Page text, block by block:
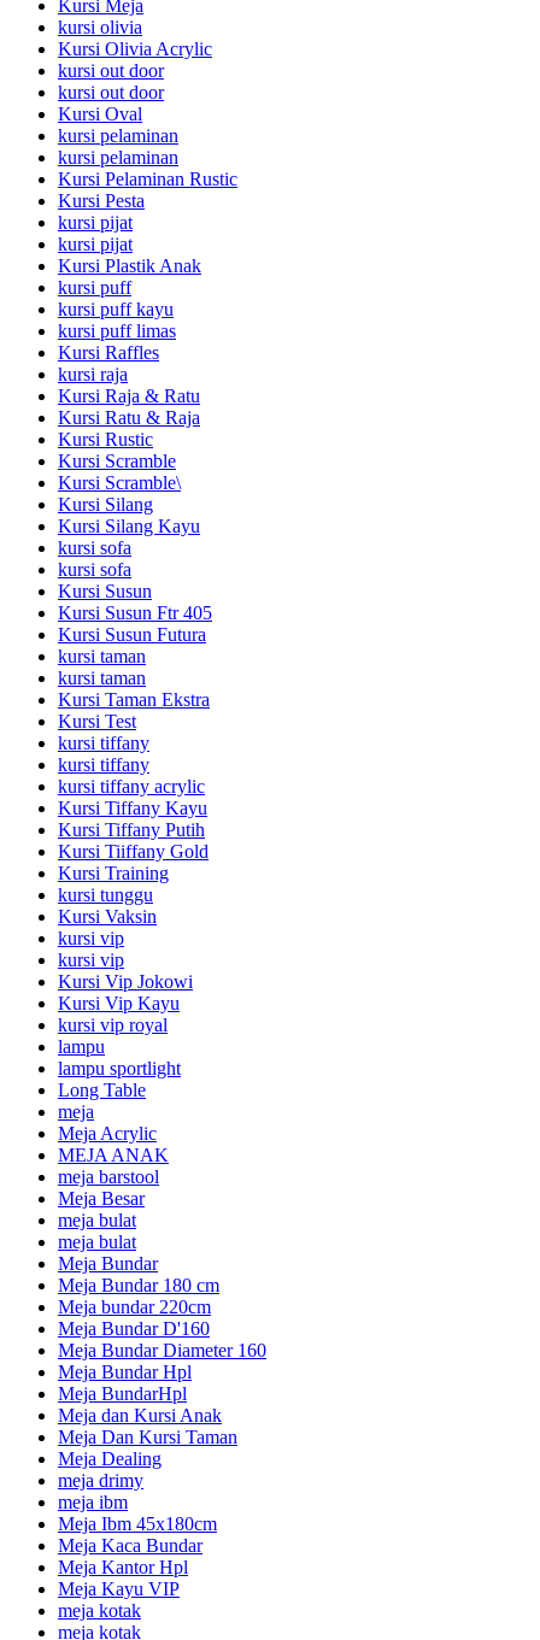
Kursi Meja
kursi olivia
Kursi Olivia Acrylic
kursi out door
kursi out door
Kursi Oval
kursi pelaminan
kursi pelaminan
Kursi Pelaminan Rustic
Kursi Pesta
kursi pijat
kursi pijat
Kursi Plastik Anak
kursi puff
kursi puff kayu
kursi puff limas
Kursi Raffles
kursi raja
Kursi Raja & Ratu
Kursi Ratu & Raja
Kursi Rustic
Kursi Scramble
Kursi Scramble\
Kursi Silang
Kursi Silang Kayu
kursi sofa
kursi sofa
Kursi Susun
Kursi Susun Ftr 405
Kursi Susun Futura
kursi taman
kursi taman
Kursi Taman Ekstra
Kursi Test
kursi tiffany
kursi tiffany
kursi tiffany acrylic
Kursi Tiffany Kayu
Kursi Tiffany Putih
Kursi Tiiffany Gold
Kursi Training
kursi tunggu
Kursi Vaksin
kursi vip
kursi vip
Kursi Vip Jokowi
Kursi Vip Kayu
kursi vip royal
lampu
lampu sportlight
Long Table
meja
Meja Acrylic
MEJA ANAK
meja barstool
Meja Besar
meja bulat
meja bulat
Meja Bundar
Meja Bundar 180 cm
Meja bundar 220cm
Meja Bundar D'160
Meja Bundar Diameter 160
Meja Bundar Hpl
Meja BundarHpl
Meja dan Kursi Anak
Meja Dan Kursi Taman
Meja Dealing
meja drimy
meja ibm
Meja Ibm 45x180cm
Meja Kaca Bundar
Meja Kantor Hpl
Meja Kayu VIP
meja kotak
meja kotak